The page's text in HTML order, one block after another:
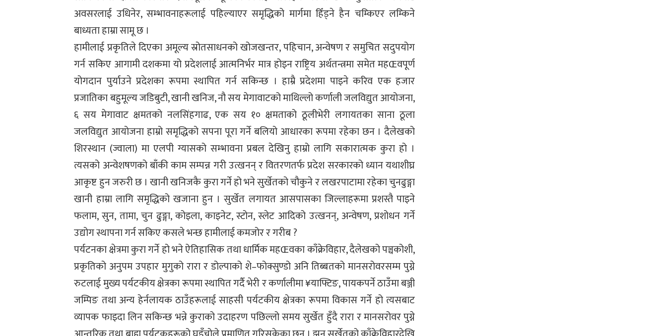
अवसरलाई उधिनेर, सम्भावनाहरूलाई पहिल्याएर समृद्धिको मार्गमा हिँड्ने हैन चम्किएर लम्किने
बाध्यता हाम्रा सामू छ ।
हामीलाई प्रकृतिले दिएका अमूल्य स्रोतसाधनको खोजखन्तर, पहिचान, अन्वेषण र समुचित सदुपयोग
गर्न सकिए आगामी दशकमा यो प्रदेशलाई आत्मनिर्भर मात्र होइन राष्ट्रिय अर्थतन्त्रमा समेत महŒवपूर्ण
योगदान पुर्याउने प्रदेशका रूपमा स्थापित गर्न सकिन्छ । हाम्रै प्रदेशमा पाइने करिव एक हजार
प्रजातिका बहुमूल्य जडिबुटी, खानी खनिज, नौ सय मेगावाटको माथिल्लो कर्णाली जलविद्युत आयोजना,
६ सय मेगावाट क्षमतको नलसिंहगाढ, एक सय १० क्षमताको ठूलीभेरी लगायतका साना ठूला
जलविद्युत आयोजना हाम्रो समृद्धिको सपना पूरा गर्ने बलियो आधारका रूपमा रहेका छन । दैलेखको
शिरस्थान (ज्वाला) मा एलपी ग्यासको सम्भावना प्रबल देखिनु हाम्रो लागि सकारात्मक कुरा हो ।
त्यसको अन्वेशषणको बाँकी काम सम्पन्न गरी उत्खनन् र वितरणतर्फ प्रदेश सरकारको ध्यान यथाशीघ्र
आकृष्ट हुन जरुरी छ । खानी खनिजकै कुरा गर्ने हो भने सुर्खेतको चौकुने र लखरपाटामा रहेका चुनढुङ्गा
खानी हाम्रा लागि समृद्धिको खजाना हुन । सुर्खेत लगायत आसपासका जिल्लाहरूमा प्रशस्तै पाइने
फलाम, सुन, तामा, चुन ढुङ्गा, कोइला, काइनेट, स्टोन, स्लेट आदिको उत्खनन्, अन्वेषण, प्रशोधन गर्ने
उद्योग स्थापना गर्न सकिए कसले भन्छ हामीलाई कमजोर र गरीब ?
पर्यटनका क्षेत्रमा कुरा गर्ने हो भने ऐतिहासिक तथा धार्मिक महŒवका काँक्रेविहार, दैलेखको पञ्चकोशी,
प्रकृतिको अनुपम उपहार मुगुको रारा र डोल्पाको शे–फोक्सुण्डो अनि तिब्बतको मानसरोवरसम्म पुग्ने
रुटलाई मुख्य पर्यटकीय क्षेत्रका रूपमा स्थापित गर्दै भेरी र कर्णालीमा ¥याफ्टिङ, पायकपर्ने ठाउँमा बञ्जी
जम्पिङ तथा अन्य हेर्नलायक ठाउँहरूलाई साहसी पर्यटकीय क्षेत्रका रूपमा विकास गर्ने हो त्यसबाट
व्यापक फाइदा लिन सकिन्छ भन्ने कुराको उदाहरण पछिल्लो समय सुर्खेत हुँदै रारा र मानसरोवर पुग्ने